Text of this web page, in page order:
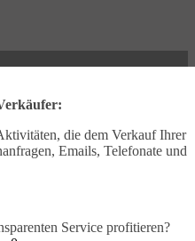
die dem Verkauf Ihrer
Emails, Telefonate und
Service profitieren?